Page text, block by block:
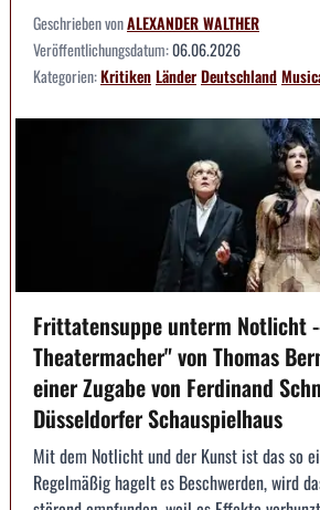
Geschrieben vonALEXANDER WALTHER
Veröffentlichungsdatum:06.06.2026
Kategorien:KritikenLänderDeutschland
Frittatensuppe unterm Notlicht
Theatermacher" von Thomas
einer Zugabe von Ferdinand
Düsseldorfer Schauspielhaus
Mit dem Notlicht und der Kunst ist das so
Regelmäßig hagelt es Beschwerden, wird